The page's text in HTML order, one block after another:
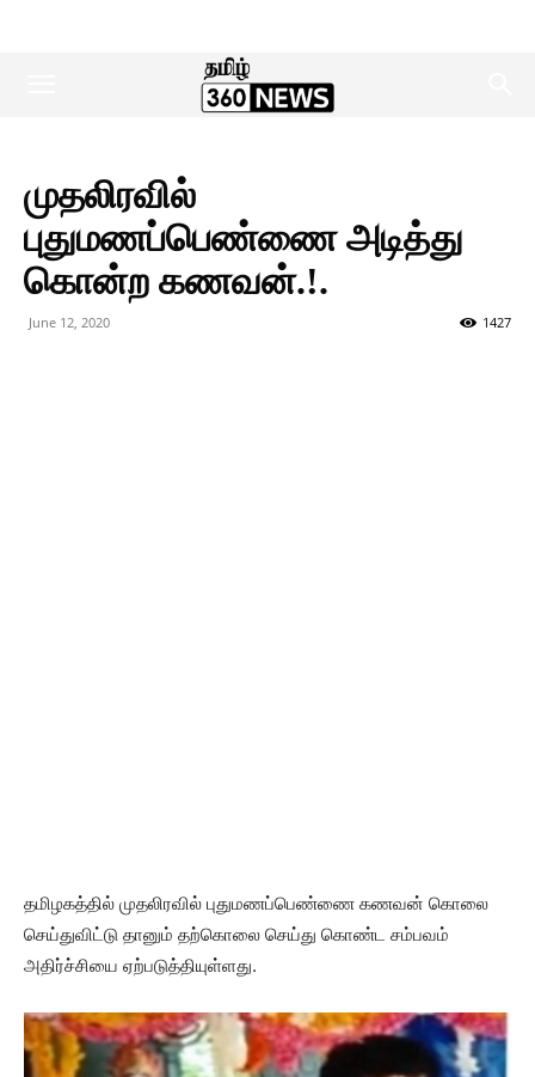
முதலிரவில்
புதுமணப்பெண்ணை அடித்து
கொன்ற கணவன்.!.
June 12, 2020 1427
தமிழகத்தில் முதலிரவில் புதுமணப்பெண்ணை கணவன் கொலை
செய்துவிட்டு தானும் தற்கொலை செய்து கொண்ட சம்பவம்
அதிர்ச்சியை ஏற்படுத்தியுள்ளது.